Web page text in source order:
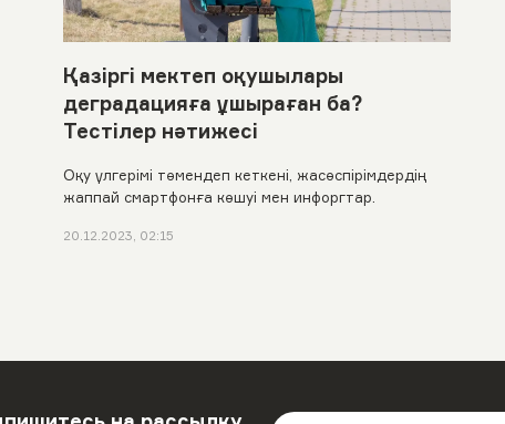
Қазіргі мектеп оқушылары
деградацияға ұшыраған ба?
Тестілер нәтижесі
Оқу үлгерімі төмендеп кеткені, жасөспірімдердің
жаппай смартфонға көшуі мен инфоргтар.
20.12.2023, 02:15